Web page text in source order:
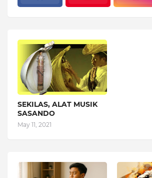
SEKILAS, ALAT MUSIK
SASANDO
May 11, 2021